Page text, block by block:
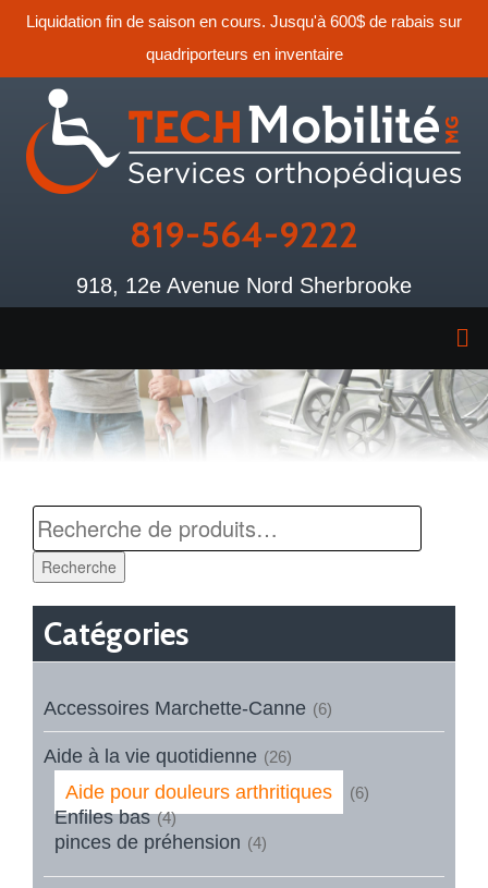
Liquidation fin de saison en cours. Jusqu'à 600$ de rabais sur
quadriporteurs en inventaire
819-564-9222
918, 12e Avenue Nord Sherbrooke
Recherche
Catégories
Accessoires Marchette-Canne (6)
Aide à la vie quotidienne (26)
Aide pour douleurs arthritiques (6)
Enfiles bas (4)
pinces de préhension (4)